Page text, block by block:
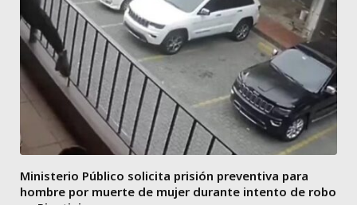
Ministerio Público solicita prisión preventiva para
hombre por muerte de mujer durante intento de robo